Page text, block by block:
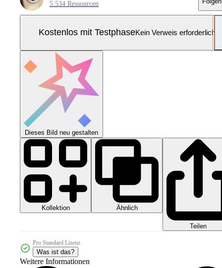
5.534 Ressourcen
Kostenlos mit TestphaseKein Verweis erforderlich
Dieses Bild neu gestalten
Kollektion Ähnlich
Teilen
Pro Standard Lizenz
Was ist das?
Weitere Informationen